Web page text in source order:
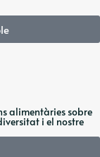
alimentàries sobre
i el nostre